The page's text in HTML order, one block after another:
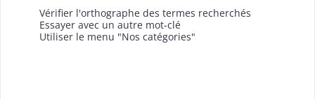
Vérifier l'orthographe des termes recherchés
Essayer avec un autre mot-clé
Utiliser le menu "Nos catégories"